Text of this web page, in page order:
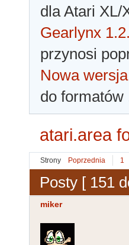
dla Atari XL/
Gearlynx
przynosi
Nowa
do
atari.area
Strony Poprzednia 1
Posty [ 151
miker